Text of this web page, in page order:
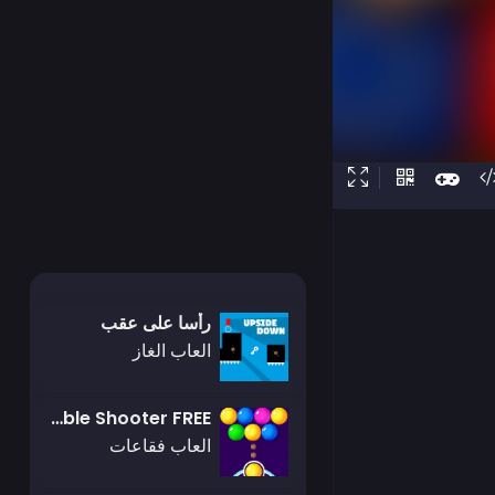
رأسا على عقب
العاب الغاز
Bubble Shooter FREE
العاب فقاعات